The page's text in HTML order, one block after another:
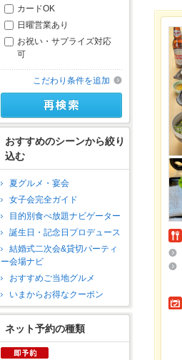
カードOK
日曜営業あり
お祝い・サプライズ対応
可
こだわり条件を追加
おすすめのシーンから絞り
込む
夏グルメ・宴会
女子会完全ガイド
目的別食べ放題ナビゲーター
誕生日・記念日プロデュース
結婚式二次会&貸切パーティ
ー会場ナビ
おすすめご当地グルメ
いまからお得なクーポン
ネット予約の種類